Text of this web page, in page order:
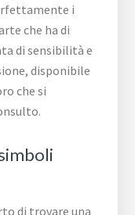
i
che ha di
di sensibilità e
disponibile
che si
di trovare una